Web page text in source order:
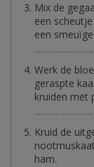
Mix de
een
een
Werk de
geraspte
kruiden met
Kruid de
ham.